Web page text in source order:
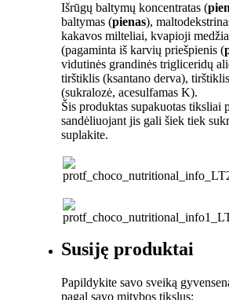
Išrūgų baltymų koncentratas (
baltymas (pienas),
kakavos milteliai, kvapioji
(pagaminta iš karvių priešpienis (
vidutinės grandinės trigliceridų
tirštiklis (ksantano derva),
(sukralozė, acesulfamas K).
Šis produktas supakuotas tiksliai
sandėliuojant jis gali šiek tiek
suplakite.
Susiję produktai
Papildykite savo sveiką
pagal savo mitybos tikslus: